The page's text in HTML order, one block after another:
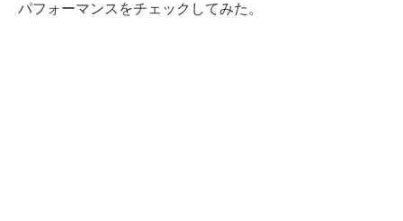
パフォーマンスをチェックしてみた。